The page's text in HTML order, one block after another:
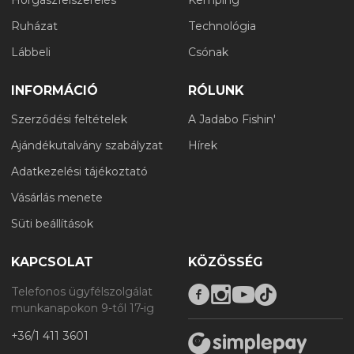
Ruházat
Lábbeli
Technológia
Csónak
INFORMÁCIÓ
Szerződési feltételek
Ajándékutalvány szabályzat
Adatkezelési tájékoztató
Vásárlás menete
Süti beállítások
RÓLUNK
A Jadabo Fishin'
Hírek
KAPCSOLAT
Telefonos ügyfélszolgálat
munkanapokon 9-től 17-ig
+36/1 411 3601
KÖZÖSSÉG